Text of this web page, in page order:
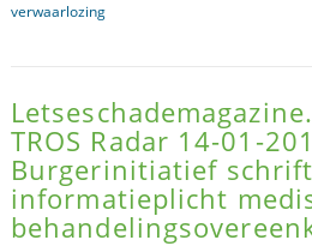
verwaarlozing
TROS Radar 14-01-
Burgerinitiatief
informatieplicht